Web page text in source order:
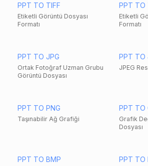
PPT TO TIFF
Etiketli Görüntü Dosyası
Formatı
PPT TO
Etiketli
Formatı
PPT TO JPG
Ortak Fotoğraf Uzman Grubu
Görüntü Dosyası
PPT TO
JPEG
PPT TO PNG
Taşınabilir Ağ Grafiği
PPT TO
Grafik
Dosyası
PPT TO BMP PPT TO